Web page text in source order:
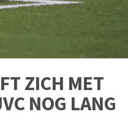
ZICH MET
NOG LANG